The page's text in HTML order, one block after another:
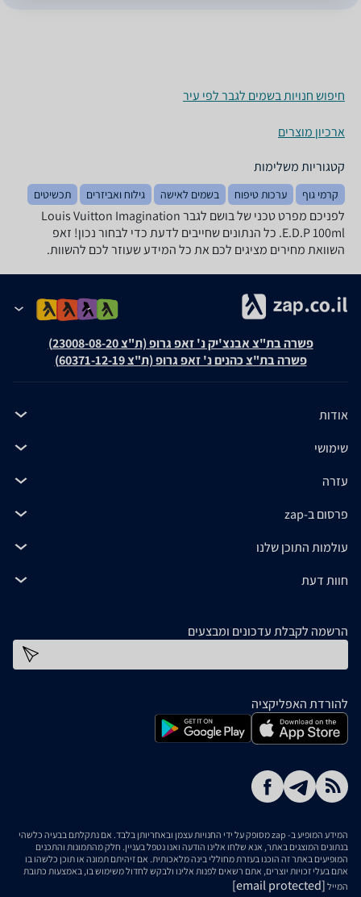
חיפוש חנויות בשמים לגבר לפי עיר
ארכיון מוצרים
קטגוריות משלימות
קרמי גוף ערכות טיפוח בשמים לאישה גילוח ואביזרים תכשיטים
לפניכם מפרט טכני של בושם לגבר Louis Vuitton Imagination
E.D.P 100ml. כל הנתונים שחייבים לדעת כדי לבחור נכון! זאפ
השוואת מחירים מציגים לכם את כל המידע שעוזר לכם להשוות.
פשרה בת"צ אבנצ'יק נ' זאפ גרופ (ת"צ 23008-08-20)
פשרה בת"צ כהנים נ' זאפ גרופ (ת"צ 60371-12-19)
אודות
שימושי
עזרה
פרסום ב-zap
עולמות התוכן שלנו
חוות דעת
הרשמה לקבלת עדכונים ומבצעים
להורדת האפליקציה
המידע המופיע ב- zap מסופק על ידי החנויות עצמן ובאחריותן בלבד. אם נתקלתם בבעיה כלשהי
בנתונים המוצגים באתר, אנא שלחו אלינו הודעה ואנו נטפל בעניין. חלק מהתמונות והתכנים
המופיעים באתר זה הוכנו בעזרת מחוללי בינה מלאכותית. אם זיהיתם תמונה או תוכן כלשהו בו
אתם בעלי זכויות יוצרים, אתם רשאים לפנות אלינו ולבקש לחדול משימוש בו, באמצעות כתובת
המייל [email protected]